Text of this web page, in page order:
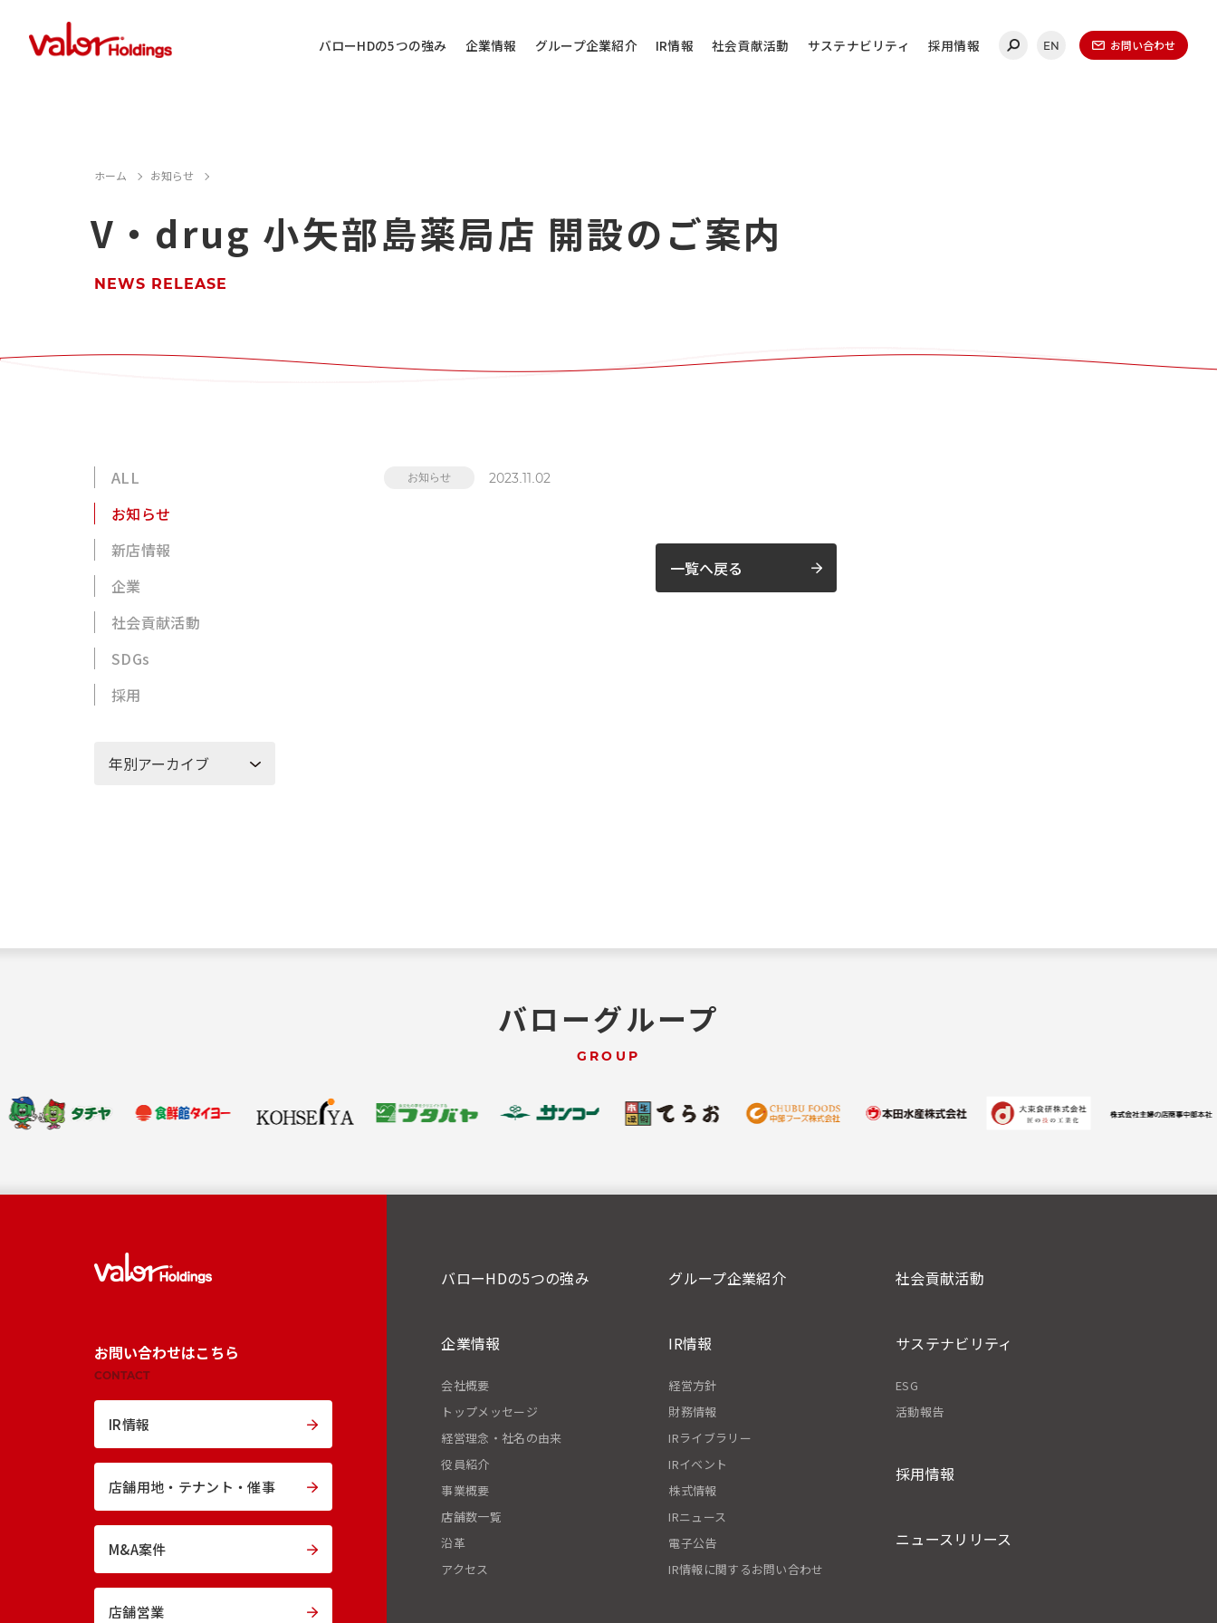
バローHDの5つの強み 企業情報 グループ企業紹介 IR情報 社会貢献活動 サステナビリティ 採用情報 EN お問い合わせ
IR情報に関するお問い合わせ
店舗用地・テナント・催事に関するお問い合わせ
M&A案件に関するお問い合わせ
当社代表電話にご連絡ください。
電話番号は御間違えの無いよう、再度ご確認ください。
ホーム お知らせ
V・drug 小矢部島薬局店 開設のご案内
NEWS RELEASE
ALL
お知らせ
新店情報
企業
社会貢献活動
SDGs
採用
お知らせ 2023.11.02
一覧へ戻る
バローグループ
GROUP
お問い合わせはこちら
CONTACT
IR情報
店舗用地・ テナント・催事
M&A案件
店舗営業
バローHDの5つの強み
企業情報
会社概要
トップメッセージ
経営理念・社名の由来
役員紹介
事業概要
店舗数一覧
沿革
アクセス
グループ企業紹介
IR情報
経営方針
財務情報
IRライブラリー
IRイベント
株式情報
IRニュース
電子公告
IR情報に関するお問い合わせ
社会貢献活動
サステナビリティ
ESG
活動報告
採用情報
ニュースリリース